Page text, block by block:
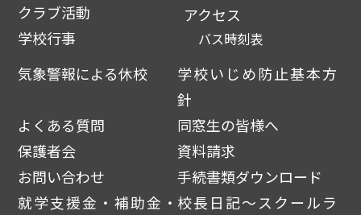
クラブ活動
学校行事
アクセス
バス時刻表
気象警報による休校
学校いじめ防止基本方
針
よくある質問
同窓生の皆様へ
保護者会
資料請求
お問い合わせ
手続書類ダウンロード
就学支援金・補助金・ 校長日記～スクールラ